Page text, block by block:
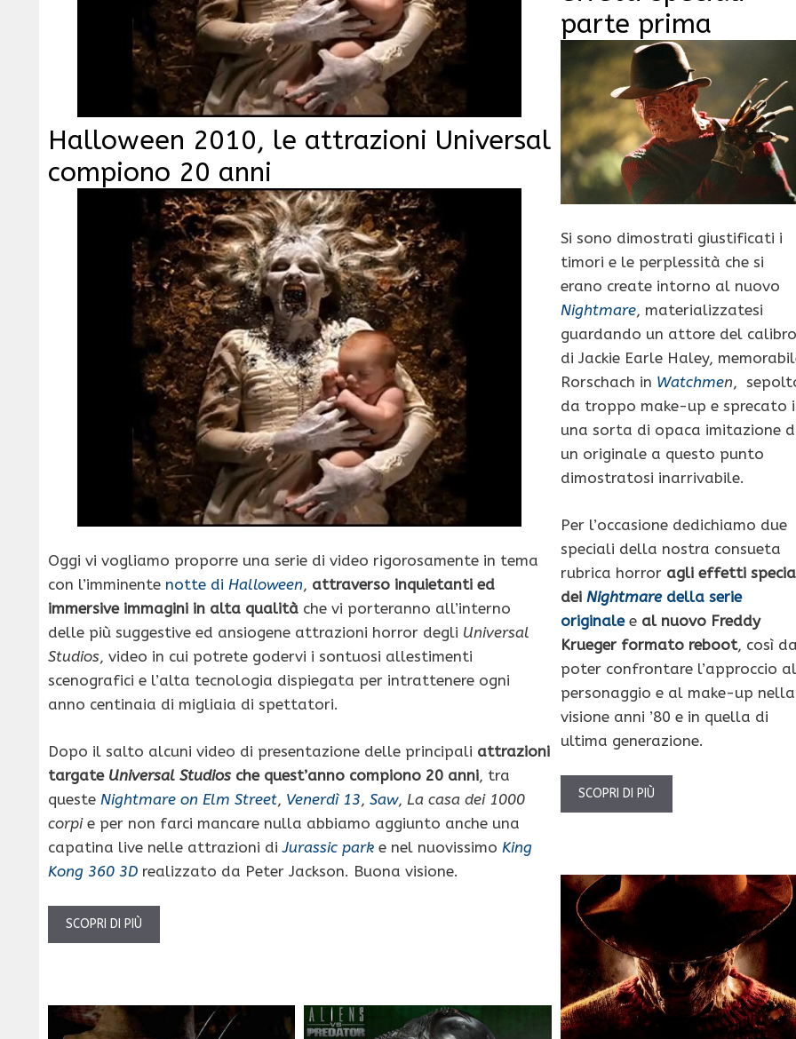
Halloween 2010, le attrazioni Universal
compiono 20 anni
Oggi vi vogliamo proporre una serie di video rigorosamente in tema
con l’imminente notte di Halloween, attraverso inquietanti ed
immersive immagini in alta qualità che vi porteranno all’interno
delle più suggestive ed ansiogene attrazioni horror degli Universal
Studios, video in cui potrete godervi i sontuosi allestimenti
scenografici e l’alta tecnologia dispiegata per intrattenere ogni
anno centinaia di migliaia di spettatori.
Dopo il salto alcuni video di presentazione delle principali attrazioni
targate Universal Studios che quest’anno compiono 20 anni, tra
queste Nightmare on Elm Street, Venerdì 13, Saw, La casa dei 1000
corpie per non farci mancare nulla abbiamo aggiunto anche una
capatina live nelle attrazioni diJurassic park e nel nuovissimo King
Kong 360 3D realizzato da Peter Jackson. Buona visione.
SCOPRI DI PIÙ
parte prima
Si sono dimostrati giustificati i
timori e le perplessità che si
erano create intorno al nuovo
Nightmare, materializzatesi
guardando un attore del calibro
di Jackie Earle Haley,
Rorschach in Watchmen,
da troppo make-up e sprecato
una sorta di opaca imitazione
un originale a questo punto
dimostratosi inarrivabile.
Per l’occasione dedichiamo due
speciali della nostra consueta
rubrica horror agli effetti
dei Nightmare della serie
originalee al nuovo Freddy
Krueger formato reboot, così
poter confrontare l’approccio al
personaggio e al make-up nella
visione anni ’80 e in quella di
ultima generazione.
SCOPRI DI PIÙ